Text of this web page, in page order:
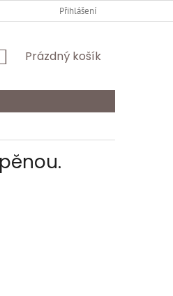
ODSTOUPENÍ OD
Přihlášení
NÁKUPNÍ
Prázdný košík